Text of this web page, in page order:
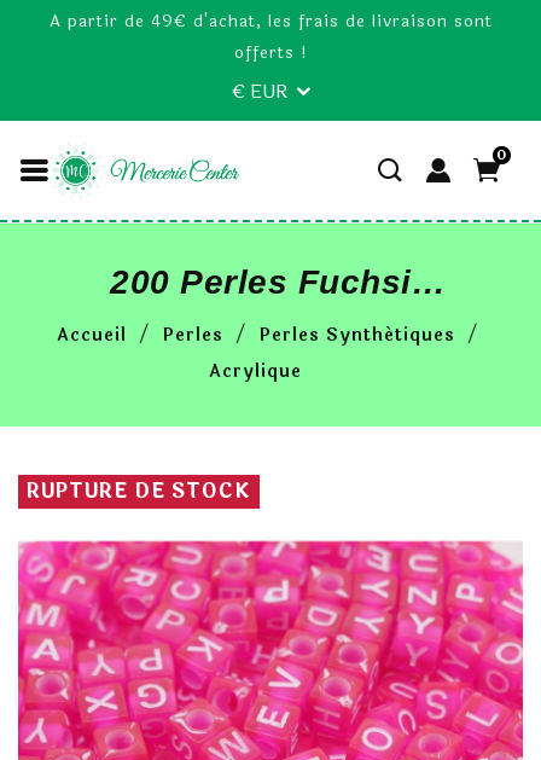
A partir de 49€ d'achat, les frais de livraison sont
offerts !
€ EUR
0
200 Perles Fuchsia
Lettre Alphabet Cube
6mm Aléatoire
Accueil Perles
Perles Synthétiques
Acrylique
RUPTURE DE STOCK